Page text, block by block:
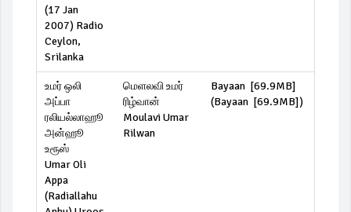
(17 Jan
2007) Radio
Ceylon,
Srilanka
உமர் ஒலி
அப்பா
ரலியல்லாஹூ
அன்ஹூ
உரூஸ்
Umar Oli
Appa
(Radiallahu
மெளலவி உமர்
ரிழ்வான்
Moulavi Umar
Rilwan
Bayaan [69.9MB]
(Bayaan [69.9MB])